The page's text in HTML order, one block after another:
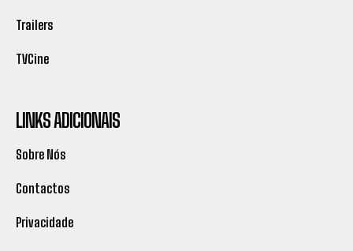
Trailers
TVCine
LINKS ADICIONAIS
Sobre Nós
Contactos
Privacidade